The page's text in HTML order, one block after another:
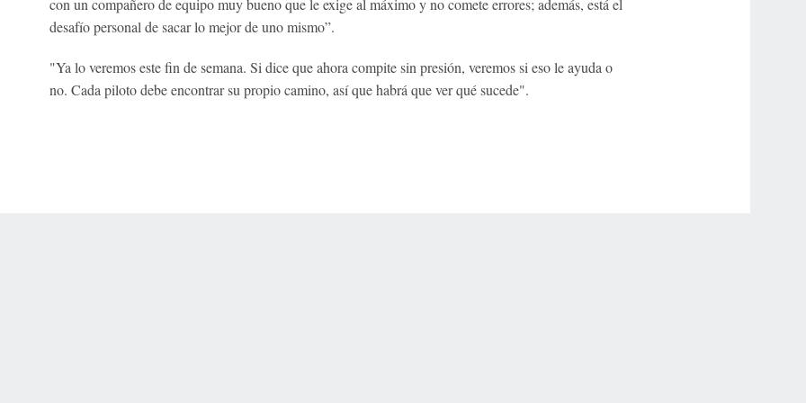
con un compañero de equipo muy bueno que le exige al máximo y no comete errores; además, está el
desafío personal de sacar lo mejor de uno mismo”.
"Ya lo veremos este fin de semana. Si dice que ahora compite sin presión, veremos si eso le ayuda o
no. Cada piloto debe encontrar su propio camino, así que habrá que ver qué sucede".